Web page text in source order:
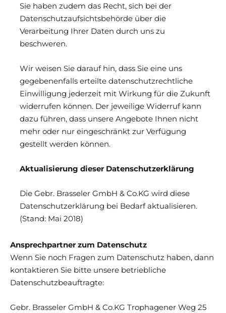
Sie haben zudem das Recht, sich bei der
Datenschutzaufsichtsbehörde über die
Verarbeitung Ihrer Daten durch uns zu
beschweren.
Wir weisen Sie darauf hin, dass Sie eine uns
gegebenenfalls erteilte datenschutzrechtliche
Einwilligung jederzeit mit Wirkung für die Zukunft
widerrufen können. Der jeweilige Widerruf kann
dazu führen, dass unsere Angebote Ihnen nicht
mehr oder nur eingeschränkt zur Verfügung
gestellt werden können.
Aktualisierung dieser Datenschutzerklärung
Die Gebr. Brasseler GmbH & Co.KG wird diese
Datenschutzerklärung bei Bedarf aktualisieren.
(Stand: Mai 2018)
Ansprechpartner zum Datenschutz
Wenn Sie noch Fragen zum Datenschutz haben, dann
kontaktieren Sie bitte unsere betriebliche
Datenschutzbeauftragte:
Gebr. Brasseler GmbH & Co.KG Trophagener Weg 25